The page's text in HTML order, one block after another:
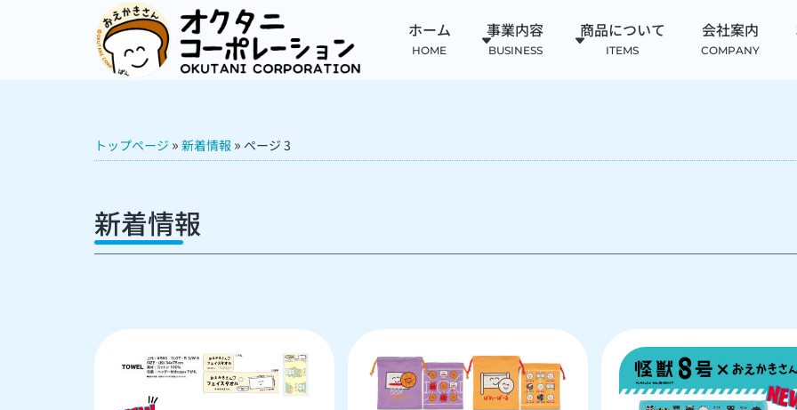
ホーム
HOME
事業内容
BUSINESS
商品について
ITEMS
会社案内
COMPANY
トップページ » 新着情報 » ページ 3
新着情報